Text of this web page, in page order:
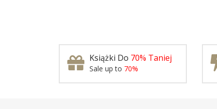
Książki Do 70% Taniej
Sale up to 70%